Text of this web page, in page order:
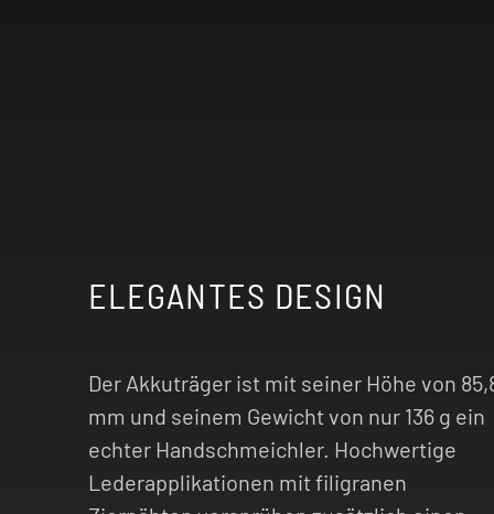
ELEGANTES DESIGN
Der Akkuträger ist mit seiner Höhe von
mm und seinem Gewicht von nur 136 g ein
echter Handschmeichler. Hochwertige
Lederapplikationen mit filigranen